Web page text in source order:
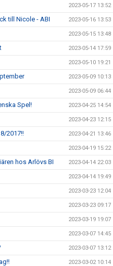
2023-05-17 13:52
till Nicole - ABI 2023-05-16 13:53
2023-05-15 13:48
2023-05-14 17:59
2023-05-10 19:21
2023-05-09 10:13
2023-05-09 06:44
Spel! 2023-04-25 14:54
2023-04-23 12:15
2017!! 2023-04-21 13:46
2023-04-19 15:22
hos Arlövs BI 2023-04-14 22:03
2023-04-14 19:49
2023-03-23 12:04
2023-03-23 09:17
2023-03-19 19:07
2023-03-07 14:45
2023-03-07 13:12
2023-03-02 10:14